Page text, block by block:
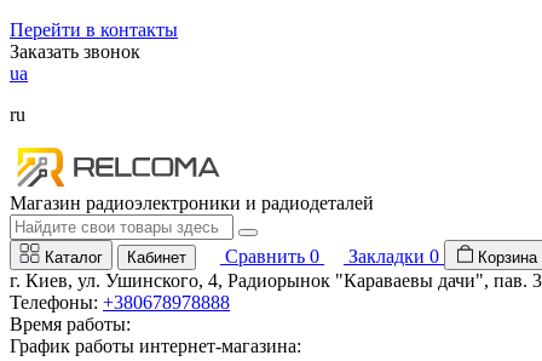
Перейти в контакты
Заказать звонок
ua
ru
Магазин радиоэлектроники и радиодеталей
Каталог Кабинет Сравнить 0 Закладки 0 Корзина
г. Киев, ул. Ушинского, 4, Радиорынок "Караваевы дачи", пав.
Телефоны: +380678978888
Время работы:
График работы интернет-магазина: